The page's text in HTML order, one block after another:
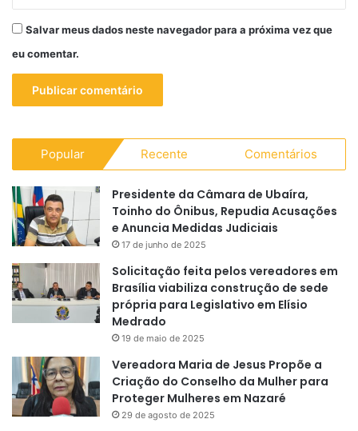
Salvar meus dados neste navegador para a próxima vez que
eu comentar.
Popular Recente Comentários
Presidente da Câmara de Ubaíra,
Toinho do Ônibus, Repudia Acusações
e Anuncia Medidas Judiciais
17 de junho de 2025
Solicitação feita pelos vereadores em
Brasília viabiliza construção de sede
própria para Legislativo em Elísio
Medrado
19 de maio de 2025
Vereadora Maria de Jesus Propõe a
Criação do Conselho da Mulher para
Proteger Mulheres em Nazaré
29 de agosto de 2025